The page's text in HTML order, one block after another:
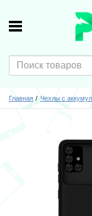
Главная Чехлы с